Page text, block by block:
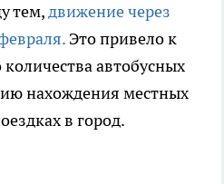
тем,движение через
Это привело к
автобусных
нахождения местных
в город.